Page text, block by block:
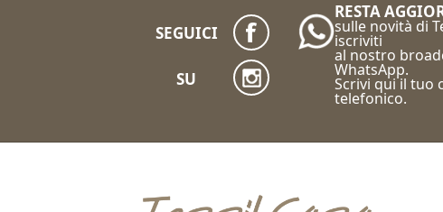
SEGUICI
SU
RESTA
sulle novità di
iscriviti
al nostro
WhatsApp.
Scrivi qui il tuo
telefonico.